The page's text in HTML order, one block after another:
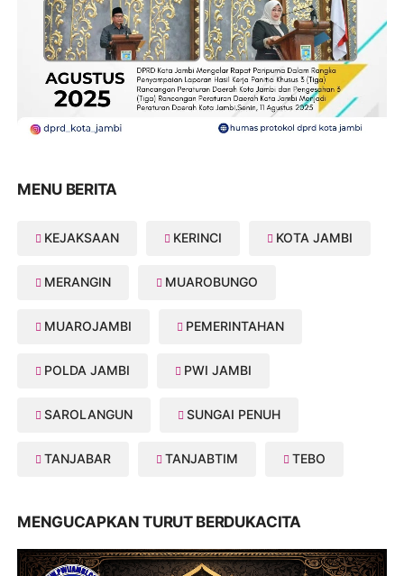
MENU BERITA
KEJAKSAAN KERINCI KOTA JAMBI
MERANGIN MUAROBUNGO
MUAROJAMBI PEMERINTAHAN
POLDA JAMBI PWI JAMBI
SAROLANGUN SUNGAI PENUH
TANJABAR TANJABTIM TEBO
MENGUCAPKAN TURUT BERDUKACITA